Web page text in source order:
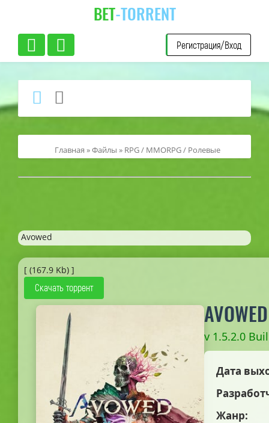
BET-TORRENT
Регистрация/Вход
Главная »Файлы » RPG / MMORPG / Ролевые
Avowed
[ (167.9 Kb) ]
Скачать торрент
AVOWED
v 1.5.2.0
Дата
Жанр: